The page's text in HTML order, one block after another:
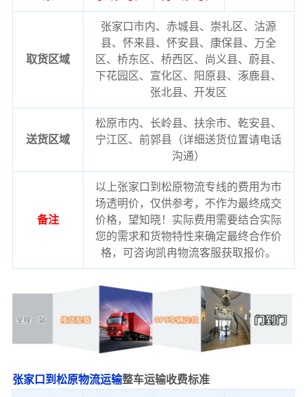
取货区域
张家口市内、赤城县、崇礼区、沽源
县、怀来县、怀安县、康保县、万全
区、桥东区、桥西区、尚义县、蔚县、
下花园区、宣化区、阳原县、涿鹿县、
张北县、开发区
送货区域
松原市内、长岭县、扶余市、乾安县、
宁江区、前郭县（详细送货位置请电话
沟通）
备注
以上张家口到松原物流专线的费用为市
场透明价，仅供参考，不作为最终成交
价格，望知晓！实际费用需要结合实际
您的需求和货物特性来确定最终合作价
格，可咨询凯冉物流客服获取报价。
张家口到松原物流运输整车运输收费标准